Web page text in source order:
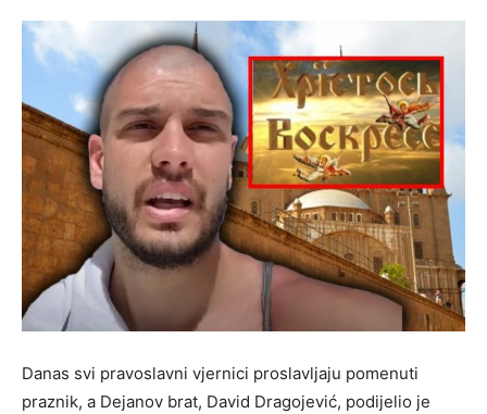
Danas svi pravoslavni vjernici proslavljaju pomenuti
praznik, a Dejanov brat, David Dragojević, podijelio je